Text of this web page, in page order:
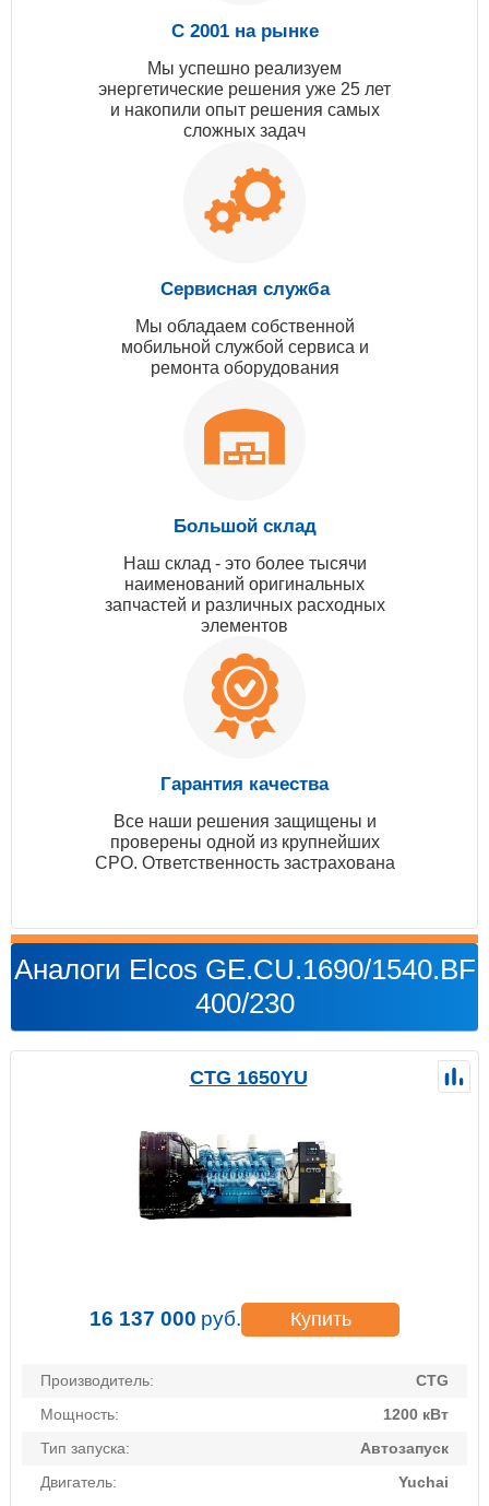
С 2001 на рынке
Мы успешно реализуем
энергетические решения уже 25 лет
и накопили опыт решения самых
сложных задач
Сервисная служба
Мы обладаем собственной
мобильной службой сервиса и
ремонта оборудования
Большой склад
Наш склад - это более тысячи
наименований оригинальных
запчастей и различных расходных
элементов
Гарантия качества
Все наши решения защищены и
проверены одной из крупнейших
СРО. Ответственность застрахована
Аналоги Elcos GE.CU.1690/1540.BF
400/230
CTG 1650YU
16 137 000 руб. Купить
Производитель:
CTG
Мощность:
1200 кВт
Тип запуска:
Автозапуск
Двигатель:
Yuchai